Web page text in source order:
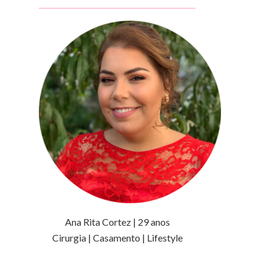
Ana Rita Cortez | 29 anos
Cirurgia | Casamento | Lifestyle